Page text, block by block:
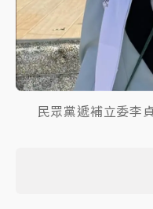
民眾黨遞補立委李